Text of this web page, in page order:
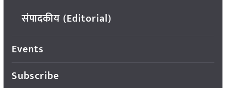
संपादकीय (Editorial)
Events
Subscribe